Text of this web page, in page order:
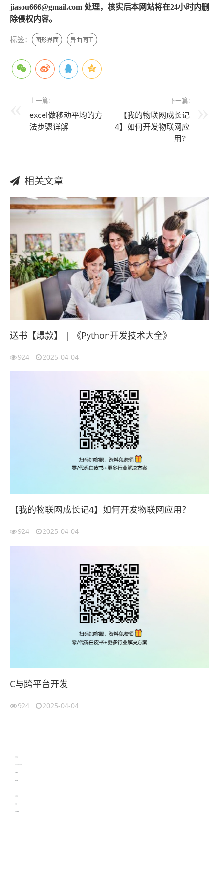
jiasou666@gmail.com 处理，核实后本网站将在24小时内删
除侵权内容。
标签： 图形界面 异曲同工
上一篇:
excel做移动平均的方
法步骤详解
下一篇:
【我的物联网成长记
4】如何开发物联网应
用？
相关文章
送书【爆款】 | 《Python开发技术大全》
924 2025-04-04
【我的物联网成长记4】如何开发物联网应用？
924 2025-04-04
C与跨平台开发
924 2025-04-04